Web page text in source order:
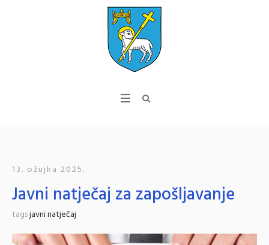
13. ožujka 2025.
Javni natječaj za zapošljavanje
tagsjavni natječaj